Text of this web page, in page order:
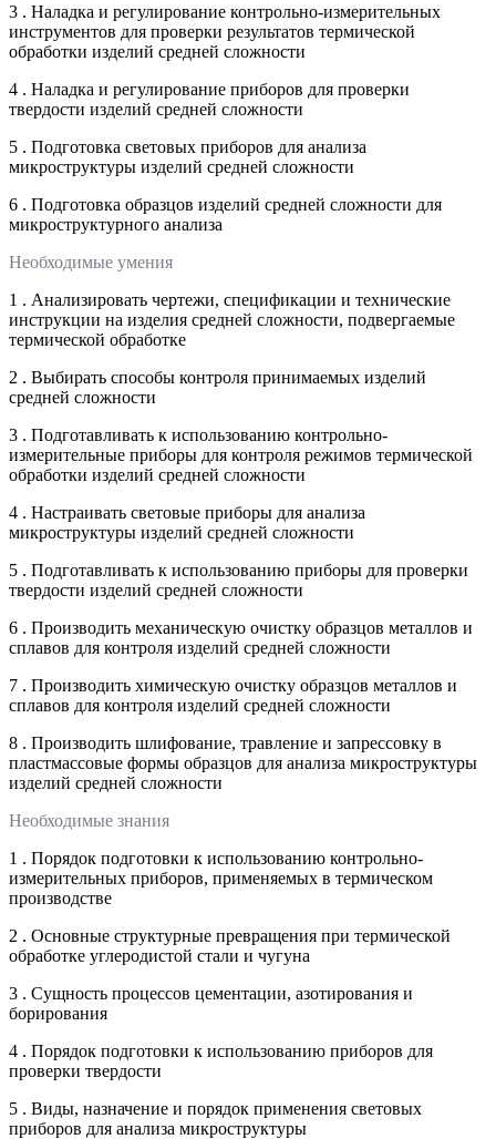
3 . Наладка и регулирование контрольно-измерительных
инструментов для проверки результатов термической
обработки изделий средней сложности
4 . Наладка и регулирование приборов для проверки
твердости изделий средней сложности
5 . Подготовка световых приборов для анализа
микроструктуры изделий средней сложности
6 . Подготовка образцов изделий средней сложности для
микроструктурного анализа
Необходимые умения
1 . Анализировать чертежи, спецификации и технические
инструкции на изделия средней сложности, подвергаемые
термической обработке
2 . Выбирать способы контроля принимаемых изделий
средней сложности
3 . Подготавливать к использованию контрольно-
измерительные приборы для контроля режимов термической
обработки изделий средней сложности
4 . Настраивать световые приборы для анализа
микроструктуры изделий средней сложности
5 . Подготавливать к использованию приборы для проверки
твердости изделий средней сложности
6 . Производить механическую очистку образцов металлов и
сплавов для контроля изделий средней сложности
7 . Производить химическую очистку образцов металлов и
сплавов для контроля изделий средней сложности
8 . Производить шлифование, травление и запрессовку в
пластмассовые формы образцов для анализа микроструктуры
изделий средней сложности
Необходимые знания
1 . Порядок подготовки к использованию контрольно-
измерительных приборов, применяемых в термическом
производстве
2 . Основные структурные превращения при термической
обработке углеродистой стали и чугуна
3 . Сущность процессов цементации, азотирования и
борирования
4 . Порядок подготовки к использованию приборов для
проверки твердости
5 . Виды, назначение и порядок применения световых
приборов для анализа микроструктуры